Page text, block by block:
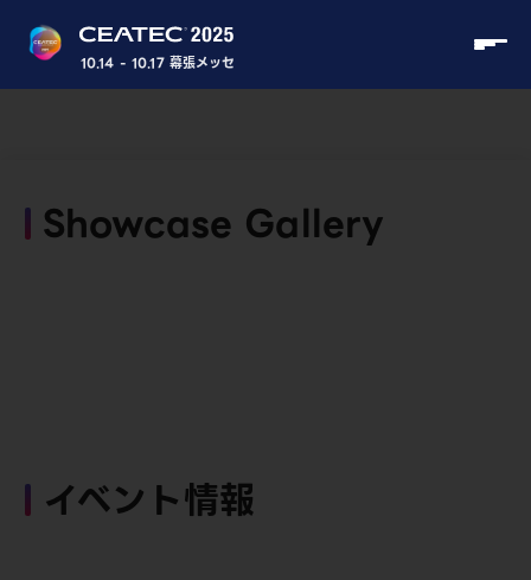
10.14 - 10.17 幕張メッセ
Showcase Gallery
イベント情報